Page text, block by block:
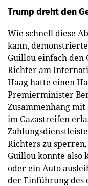
Trump dreht den
Wie schnell diese
kann,
Guillou einfach den
Richter am
Haag hatte einen
Premierminister
Zusammenhang
im Gazastreifen
Richters zu
Guillou konnte also
oder ein Auto
der Einführung